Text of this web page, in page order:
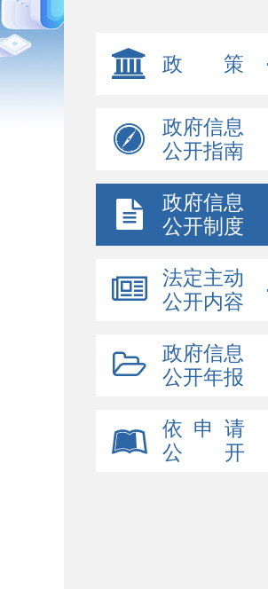
政 策
政府信息
公开指南
政府信息
公开制度
法定主动
公开内容
政府信息
公开年报
依 申 请
公 开